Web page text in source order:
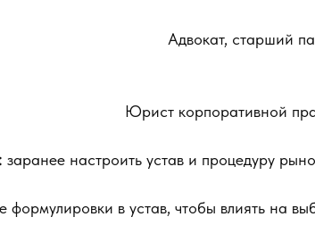
Адвокат, старший
Юрист корпоративной
заранее настроить устав и процедуру
формулировки в устав, чтобы влиять на